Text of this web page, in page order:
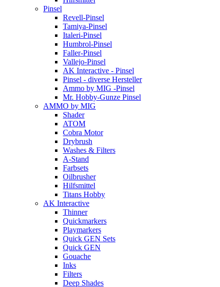
Pinsel
Revell-Pinsel
Tamiya-Pinsel
Italeri-Pinsel
Humbrol-Pinsel
Faller-Pinsel
Vallejo-Pinsel
AK Interactive - Pinsel
Pinsel - diverse Hersteller
Ammo by MIG -Pinsel
Mr. Hobby-Gunze Pinsel
AMMO by MIG
Shader
ATOM
Cobra Motor
Drybrush
Washes & Filters
A-Stand
Farbsets
Oilbrusher
Hilfsmittel
Titans Hobby
AK Interactive
Thinner
Quickmarkers
Playmarkers
Quick GEN Sets
Quick GEN
Gouache
Inks
Filters
Deep Shades